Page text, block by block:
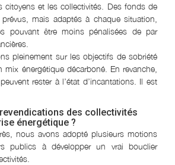
citoyens et les collectivités. Des fonds de
mais adaptés à chaque situation,
pouvant être moins pénalisées de par
pleinement sur les objectifs de sobriété
mix énergétique décarboné. En revanche,
rester à l’état d’incantations. Il est
des collectivités
énergétique ?
nous avons adopté plusieurs motions
publics à développer un vrai bouclier